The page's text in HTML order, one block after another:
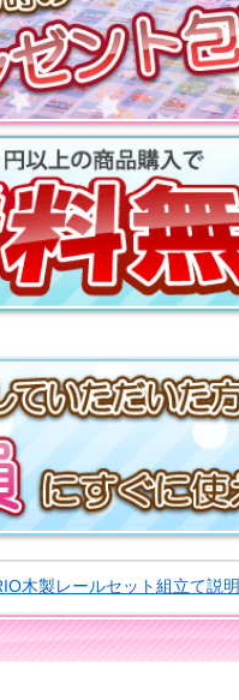
木製レールセット組立て説明